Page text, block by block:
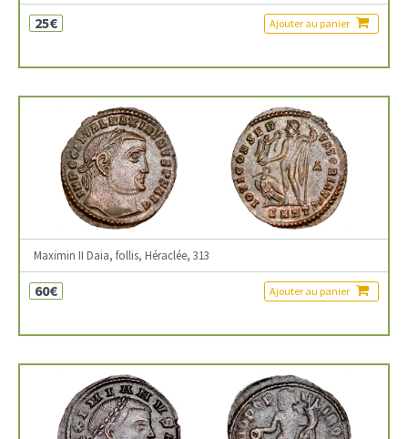
25€ Ajouter au panier
Maximin II Daia, follis, Héraclée, 313
60€ Ajouter au panier